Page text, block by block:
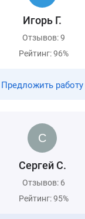
Игорь Г.
Отзывов: 9
Рейтинг: 96%
Предложить работу
Сергей С.
Отзывов: 6
Рейтинг: 95%